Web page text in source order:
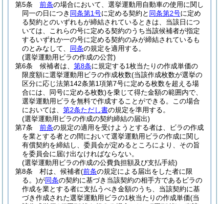
第5条
前条の場合において、選挙運動用自動車の使用に関し
同一の日につき 同条第1号に定める契約と 同条第2号に定め
る契約とのいずれもが締結されているときは、当該日につ
いては、これらの号に定める契約のうち当該候補者が指定
するいずれか一の号に定める契約のみが締結されているも
のとみなして、 同条の規定を適用する。
(選挙運動用ビラの作成の公営)
第6条
候補者は、 第8条に規定する1枚当たりの作成単価の
限度額に選挙運動用ビラの作成枚数(当該作成枚数が選挙の
区分に応じ法第142条第1項第7号に定める枚数を超える場
合には、同号に定める枚数)を乗じて得た金額の範囲内で、
選挙運動用ビラを無料で作成することができる。
この場合
においては、 第2条ただし書の規定を準用する。
(選挙運動用ビラの作成の契約締結の届出)
第7条
前条の規定の適用を受けようとする者は、ビラの作成
を業とする者との間において選挙運動用ビラの作成に関し
有償契約を締結し、委員会が定めるところにより、その旨
を委員会に届け出なければならない。
(選挙運動用ビラの作成の公費負担額及び支払手続)
第8条
村は、候補者(前条の規定による届出をした者に限
る。)が同条の契約に基づき当該契約の相手方であるビラの
作成を業とする者に支払うべき金額のうち、当該契約に基
づき作成された選挙運動用ビラの1枚当たりの作成単価(当